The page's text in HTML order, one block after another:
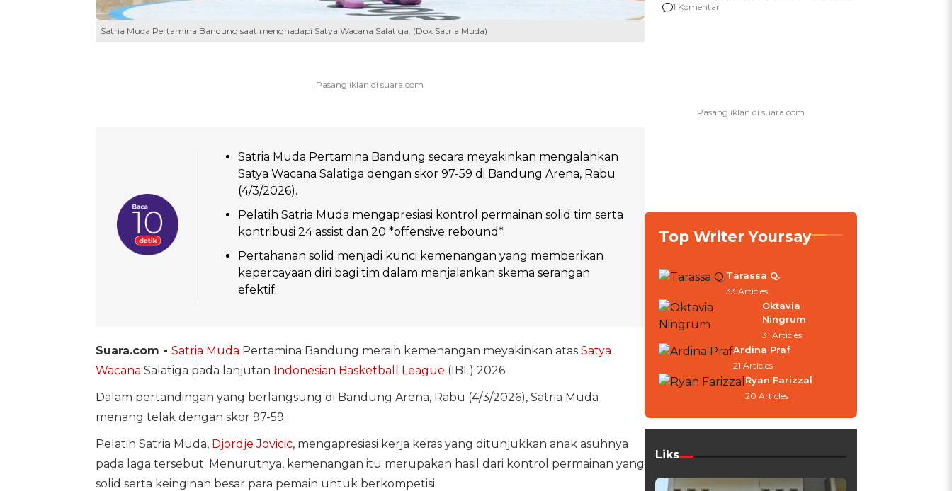
Satria Muda Pertamina Bandung saat menghadapi Satya Wacana Salatiga. (Dok Satria Muda)
Satria Muda Pertamina Bandung secara meyakinkan mengalahkan
Satya Wacana Salatiga dengan skor 97-59 di Bandung Arena, Rabu
(4/3/2026).
Pelatih Satria Muda mengapresiasi kontrol permainan solid tim serta
kontribusi 24 assist dan 20 *offensive rebound*.
Pertahanan solid menjadi kunci kemenangan yang memberikan
kepercayaan diri bagi tim dalam menjalankan skema serangan
efektif.
Suara.com - Satria Muda Pertamina Bandung meraih kemenangan meyakinkan atas Satya
Wacana Salatiga pada lanjutan Indonesian Basketball League (IBL) 2026.
Dalam pertandingan yang berlangsung di Bandung Arena, Rabu (4/3/2026), Satria Muda
menang telak dengan skor 97-59.
Pelatih Satria Muda, Djordje Jovicic, mengapresiasi kerja keras yang ditunjukkan anak asuhnya
pada laga tersebut. Menurutnya, kemenangan itu merupakan hasil dari kontrol permainan yang
solid serta keinginan besar para pemain untuk berkompetisi.
Usai Jadi Brigjen
1 Komentar
Top Writer Yoursay
Tarassa Q.
33 Articles
Oktavia
Ningrum
31 Articles
Ardina Praf
21 Articles
Ryan Farizzal
20 Articles
Liks